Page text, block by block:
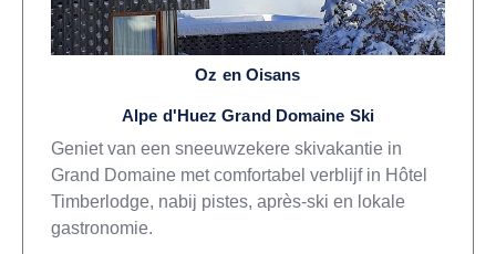
Oz en Oisans
Alpe d'Huez Grand Domaine Ski
Geniet van een sneeuwzekere skivakantie in
Grand Domaine met comfortabel verblijf in Hôtel
Timberlodge, nabij pistes, après-ski en lokale
gastronomie.